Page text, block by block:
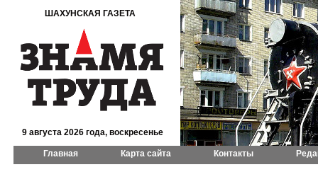
ШАХУНСКАЯ ГАЗЕТА
9 августа 2026 года, воскресенье
Главная Карта сайта Контакты